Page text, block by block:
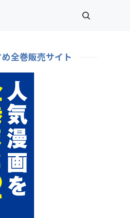
全巻販売サイト